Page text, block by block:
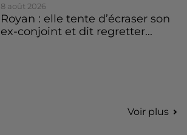
8 août 2026
Royan : elle tente d’écraser son
ex-conjoint et dit regretter...
Voir plus